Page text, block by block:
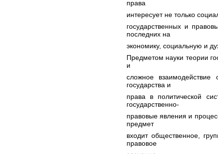
права
интересует не только
государственных и
последних на
экономику, социальную и
Предметом науки теории
и
сложное
государства и
права в политической
государственно-
правовые явления и
предмет
входит общественное,
правовое